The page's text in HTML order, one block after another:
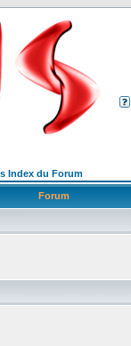
Index du Forum
Forum